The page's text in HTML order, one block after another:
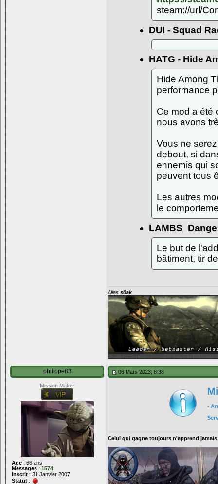
steam://url/
DUI - Squad
HATG - Hide
Hide Among
performance
Ce mod a été
nous avons
Vous ne
debout, si
ennemis qui
peuvent tous
Les autres
le
Le but de
bâtiment, tir
Alias s0ak
philippe83
Mission Maker
Age : 66 ans
Messages : 1574
Inscrit : 31 Janvier 2007
Statut :
06 Mars 2023, 8:38
-
Celui qui gagne toujours n'apprend